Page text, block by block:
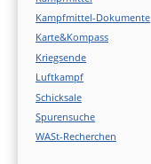
Kampfmittel-Dokumente
Karte&Kompass
Kriegsende
Luftkampf
Schicksale
Spurensuche
WASt-Recherchen